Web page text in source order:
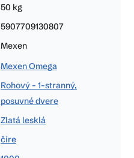
50 kg
5907709130807
Mexen
Mexen Omega
Rohový - 1-stranný,
posuvné dvere
Zlatá lesklá
číre